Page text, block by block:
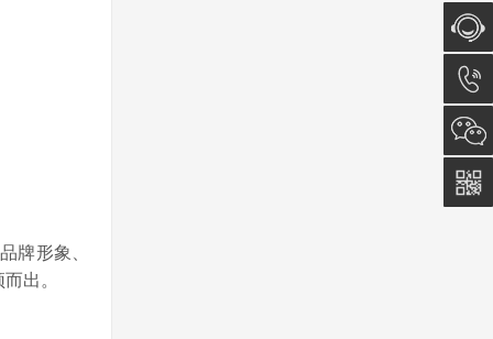
牌形象、
出。
在线咨
询
0512-
5011